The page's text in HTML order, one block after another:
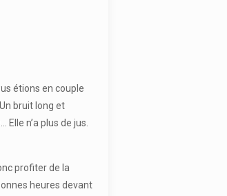
étions en couple
bruit long et
n’a plus de jus.
profiter de la
heures devant